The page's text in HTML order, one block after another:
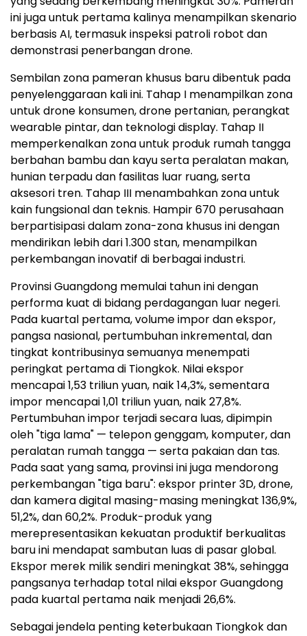
ini juga untuk pertama kalinya menampilkan skenario
berbasis AI, termasuk inspeksi patroli robot dan
demonstrasi penerbangan drone.
Sembilan zona pameran khusus baru dibentuk pada
penyelenggaraan kali ini. Tahap I menampilkan zona
untuk drone konsumen, drone pertanian, perangkat
wearable pintar, dan teknologi display. Tahap II
memperkenalkan zona untuk produk rumah tangga
berbahan bambu dan kayu serta peralatan makan,
hunian terpadu dan fasilitas luar ruang, serta
aksesori tren. Tahap III menambahkan zona untuk
kain fungsional dan teknis. Hampir 670 perusahaan
berpartisipasi dalam zona-zona khusus ini dengan
mendirikan lebih dari 1.300 stan, menampilkan
perkembangan inovatif di berbagai industri.
Provinsi Guangdong memulai tahun ini dengan
performa kuat di bidang perdagangan luar negeri.
Pada kuartal pertama, volume impor dan ekspor,
pangsa nasional, pertumbuhan inkremental, dan
tingkat kontribusinya semuanya menempati
peringkat pertama di Tiongkok. Nilai ekspor
mencapai 1,53 triliun yuan, naik 14,3%, sementara
impor mencapai 1,01 triliun yuan, naik 27,8%.
Pertumbuhan impor terjadi secara luas, dipimpin
oleh "tiga lama" — telepon genggam, komputer, dan
peralatan rumah tangga — serta pakaian dan tas.
Pada saat yang sama, provinsi ini juga mendorong
perkembangan "tiga baru": ekspor printer 3D, drone,
dan kamera digital masing-masing meningkat 136,9%,
51,2%, dan 60,2%. Produk-produk yang
merepresentasikan kekuatan produktif berkualitas
baru ini mendapat sambutan luas di pasar global.
Ekspor merek milik sendiri meningkat 38%, sehingga
pangsanya terhadap total nilai ekspor Guangdong
pada kuartal pertama naik menjadi 26,6%.
Sebagai jendela penting keterbukaan Tiongkok dan